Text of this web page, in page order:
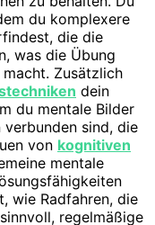
du komplexere
die die
was die Übung
Zusätzlich
dein
du mentale Bilder
sind, die
von kognitiven
mentale
wie Radfahren, die
regelmäßige